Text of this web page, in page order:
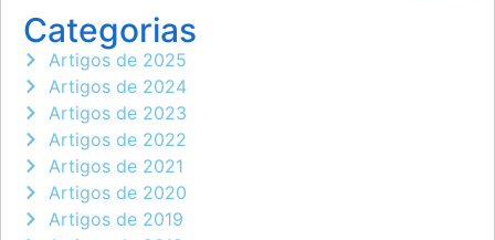
Categorias
Artigos de 2025
Artigos de 2024
Artigos de 2023
Artigos de 2022
Artigos de 2021
Artigos de 2020
Artigos de 2019